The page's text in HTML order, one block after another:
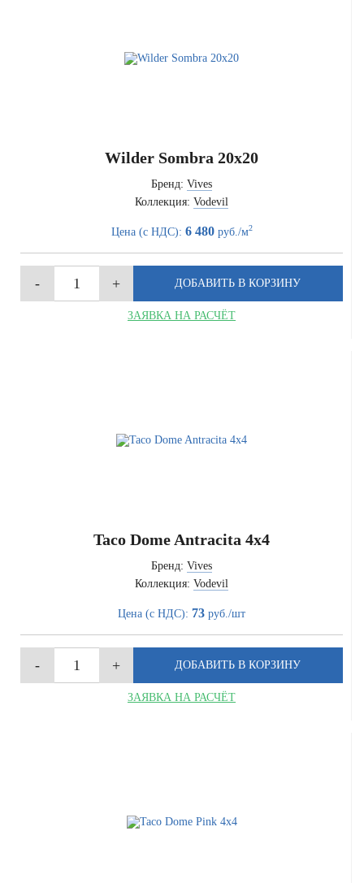
Wilder Sombra 20x20
Бренд: Vives
Коллекция: Vodevil
Цена (с НДС): 6 480руб./м2
ЗАЯВКА НА РАСЧЁТ
Taco Dome Antracita 4x4
Бренд: Vives
Коллекция: Vodevil
Цена (с НДС): 73 руб./шт
ЗАЯВКА НА РАСЧЁТ